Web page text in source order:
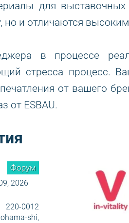
для выставочных
но и отличаются
в процессе
стресса процесс.
от вашего
от ESBAU.
Форум
2026
0012
shi,